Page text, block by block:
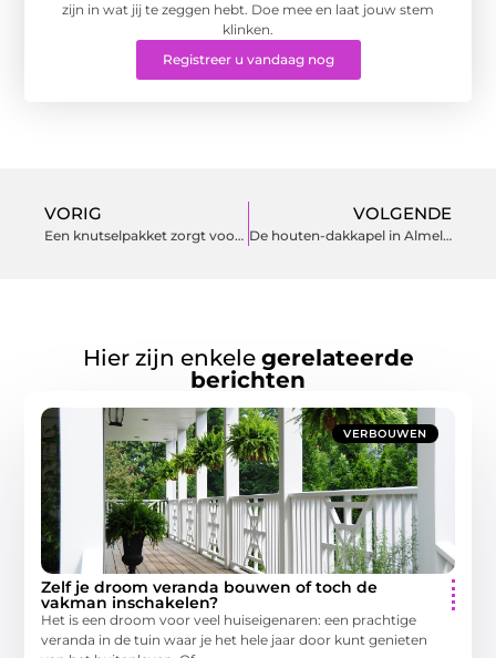
zijn in wat jij te zeggen hebt. Doe mee en laat jouw stem
klinken.
Registreer u vandaag nog
VORIG
Een knutselpakket zorgt voor vermaak op elk kinderfeestje
VOLGENDE
De houten-dakkapel in Almelo kopen voor meer ruimte
Hier zijn enkele gerelateerde
berichten
VERBOUWEN
Zelf je droom veranda bouwen of toch de
vakman inschakelen?
Het is een droom voor veel huiseigenaren: een prachtige
veranda in de tuin waar je het hele jaar door kunt genieten